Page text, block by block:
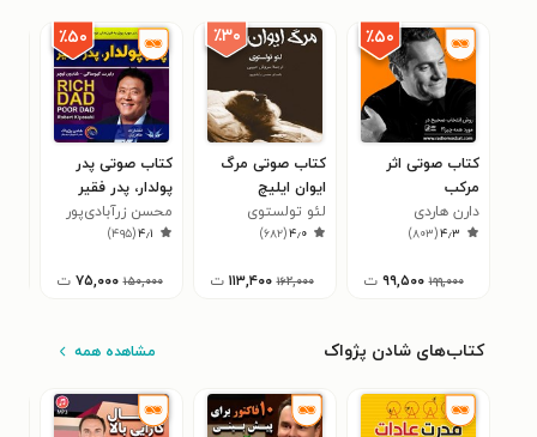
٪۵۰
کتاب صوتی اثر
مرکب
دارن هاردی
۴٫۳(۸۰۳)
۱۹۹,۰۰۰ ۹۹,۵۰۰ ت
٪۳۰
کتاب صوتی مرگ
ایوان ایلیچ
لئو تولستوی
۴٫۰(۶۸۲)
۱۶۲,۰۰۰ ۱۱۳,۴۰۰ ت
٪۵۰
کتاب صوتی پدر
پولدار، پدر فقیر
محسن زرآبادی‌پور
۴٫۱(۴۹۵)
۱۵۰,۰۰۰ ۷۵,۰۰۰ ت
کتاب‌های شادن پژواک مشاهده همه